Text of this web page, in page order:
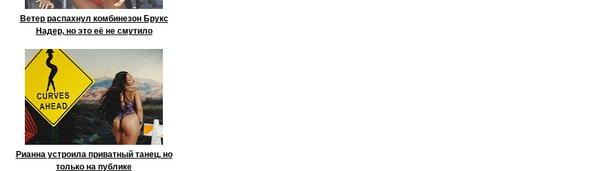
Ветер распахнул комбинезон Брукс
Надер, но это её не смутило
Рианна устроила приватный танец, но
только на публике